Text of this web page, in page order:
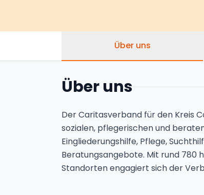
Über uns
Über uns
Der Caritasverband für den Kreis
sozialen, pflegerischen und
Eingliederungshilfe, Pflege,
Beratungsangebote. Mit rund 780
Standorten engagiert sich der